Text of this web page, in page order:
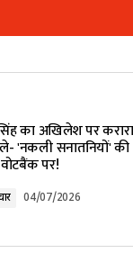
का अखिलेश पर करारा
'नकली सनातनियों'
पर!
04/07/2026